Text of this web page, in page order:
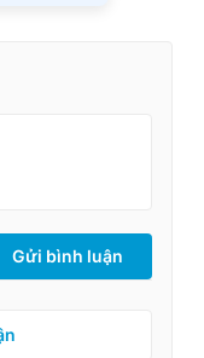
Gửi bình luận